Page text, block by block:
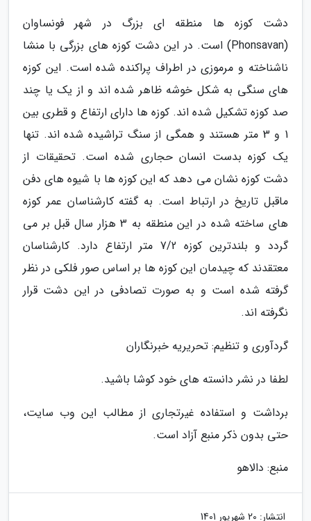
دشت کوزه ها منطقه ای بزرگ در شهر فونساوان
(Phonsavan) است. در این دشت کوزه های بزرگی با منشا
ناشناخته و مرموزی در اطراف پراکنده شده است. این کوزه
های سنگی به شکل خوشه ظاهر شده اند و از یک یا چند
صد کوزه تشکیل شده اند. کوزه ها دارای ارتفاع و قطری بین
1 و 3 متر هستند و همگی از سنگ تراشیده شده اند. تنها
یک کوزه بدست انسان حجاری شده است. تحقیقات از
دشت کوزه نشان می دهد که این کوزه ها با شیوه های دفن
ماقبل تاریخ در ارتباط است. به گفته کارشناسان عمر کوزه
های ساخته شده در این منطقه به 3 هزار سال قبل بر می
گردد و بلندترین کوزه 7/2 متر ارتفاع دارد. کارشناسان
معتقدند که چیدمان این کوزه ها بر اساس صور فلکی در نظر
گرفته شده است و به صورت تصادفی در این دشت قرار
نگرفته اند.
گردآوری و تنظیم: تحریریه خبرنگاران
لطفا در نشر دانسته های خود کوشا باشید.
برداشت و استفاده غیرتجاری از مطالب این وب سایت،
حتی بدون ذکر منبع آزاد است.
منبع: دالاهو
انتشار: 20 شهریور 1401